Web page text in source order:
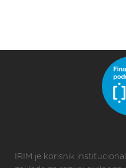
IRIM je korisnik